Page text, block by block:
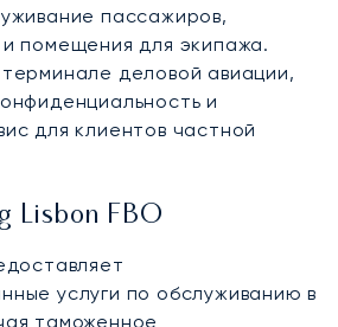
пассажиров,
помещения для экипажа.
деловой авиации,
и
для клиентов частной
Lisbon FBO
услуги по обслуживанию в
таможенное